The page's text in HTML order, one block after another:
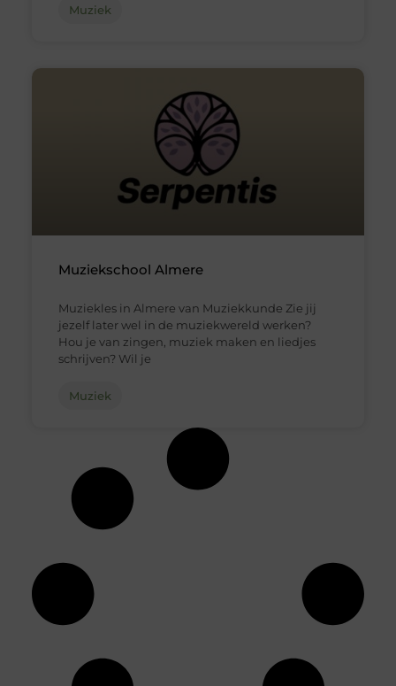
Muziek
Muziekschool Almere
Muziekles in Almere van Muziekkunde Zie jij
jezelf later wel in de muziekwereld werken?
Hou je van zingen, muziek maken en liedjes
schrijven? Wil je
Muziek